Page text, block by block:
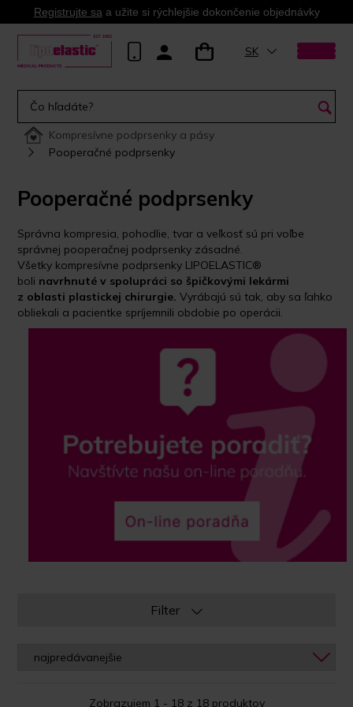
Registrujte sa a užite si rýchlejšie dokončenie objednávky
SK
Kompresívne podprsenky a pásy
Pooperačné podprsenky
Pooperačné podprsenky
Správna kompresia, pohodlie, tvar a veľkosť sú pri voľbe
správnej pooperačnej podprsenky zásadné.
Všetky kompresívne podprsenky LIPOELASTIC®
boli navrhnuté v spolupráci so špičkovými lekármi
z oblasti plastickej chirurgie.Vyrábajú sú tak, aby sa ľahko
obliekali a pacientke spríjemnili obdobie po operácii.
Filter
Zobrazujem 1 - 18 z 18 produktov